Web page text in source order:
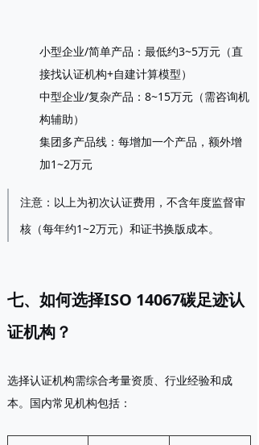
小型企业/简单产品 ：最低约3~5万元（直
接找认证机构+自建计算模型）
中型企业/复杂产品 ：8~15万元（需咨询机
构辅助）
集团多产品线 ：每增加一个产品，额外增
加1~2万元
注意：以上为初次认证费用，不含年度监督审
核（每年约1~2万元）和证书换版成本。
七、如何选择ISO 14067碳足迹认
证机构？
选择认证机构需综合考量资质、行业经验和成
本。国内常见机构包括：